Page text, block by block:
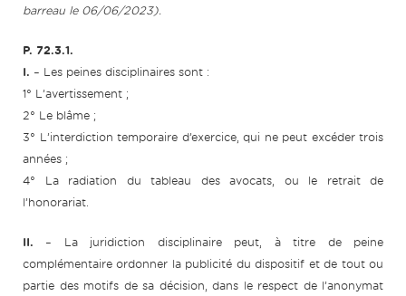
barreau le 06/06/2023).
P. 72.3.1.
I. – Les peines disciplinaires sont :
1° L’avertissement ;
2° Le blâme ;
3° L’interdiction temporaire d’exercice, qui ne peut excéder trois
années ;
4° La radiation du tableau des avocats, ou le retrait de
l’honorariat.
II. – La juridiction disciplinaire peut, à titre de peine
complémentaire ordonner la publicité du dispositif et de tout ou
partie des motifs de sa décision, dans le respect de l’anonymat